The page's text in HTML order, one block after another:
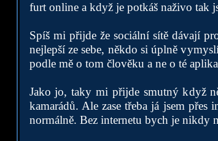
furt online a když je potkáš naživo tak
Spíš mi přijde že sociální sítě dávají
nejlepší ze sebe, někdo si úplně
podle mě o tom člověku a ne o té
Jako jo, taky mi přijde smutný když
kamarádů. Ale zase třeba já jsem
normálně. Bez internetu bych je nikdy